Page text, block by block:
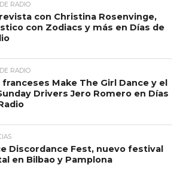
RADIO
con Christina Rosenvinge,
con Zodiacs y más en Días de
RADIO
franceses Make The Girl Dance y el
Drivers Jero Romero en Días
Discordance Fest, nuevo festival
en Bilbao y Pamplona